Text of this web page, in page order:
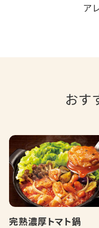
ア
おす
完熟濃厚トマト鍋